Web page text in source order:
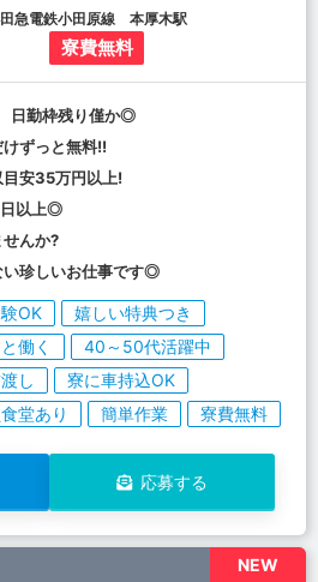
急電鉄小田原線 本厚木駅
寮費無料
日勤枠残り僅か◎
ずっと無料!!
安35万円以上!
日以上◎
んか?
い珍しいお仕事です◎
OK
嬉しい特典つき
働く
40～50代活躍中
し
寮に車持込OK
堂あり 簡単作業 寮費無料
応募する
NEW